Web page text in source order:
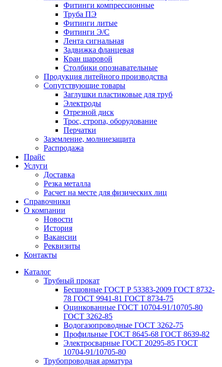
Фитинги компрессионные
Труба ПЭ
Фитинги литые
Фитинги Э/С
Лента сигнальная
Задвижка фланцевая
Кран шаровой
Столбики опознавательные
Продукция литейного производства
Сопутствующие товары
Заглушки пластиковые для труб
Электроды
Отрезной диск
Трос, стропа, оборудование
Перчатки
Заземление, молниезащита
Распродажа
Прайс
Услуги
Доставка
Резка металла
Расчет на месте для физических лиц
Справочники
О компании
Новости
История
Вакансии
Реквизиты
Контакты
Каталог
Трубный прокат
Беcшовные ГОСТ Р 53383-2009 ГОСТ 8732-
78 ГОСТ 9941-81 ГОСТ 8734-75
Оцинкованные ГОСТ 10704-91/10705-80
ГОСТ 3262-85
Водогазопроводные ГОСТ 3262-75
Профильные ГОСТ 8645-68 ГОСТ 8639-82
Электросварные ГОСТ 20295-85 ГОСТ
10704-91/10705-80
Трубопроводная арматура